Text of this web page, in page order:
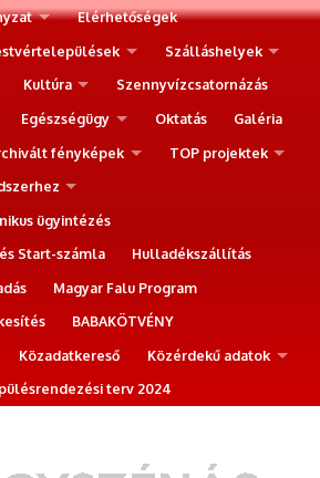
Elérhetőségek
Szálláshelyek
Kultúra
Szennyvízcsatornázás
Egészségügy Oktatás
Galéria
fényképek
TOP projektek
ügyintézés
Start-számla
Hulladékszállítás
Magyar Falu Program
BABAKÖTVÉNY
Közadatkereső
Közérdekű adatok
terv 2024